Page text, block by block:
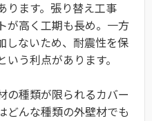
ります。張り替え工事
が高く工期も長め。一方
しないため、耐震性を保
う利点があります。
の種類が限られるカバー
どんな種類の外壁材でも